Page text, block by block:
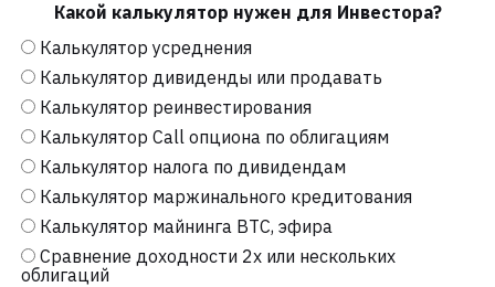
Какой калькулятор нужен для Инвестора?
Калькулятор усреднения
Калькулятор дивиденды или продавать
Калькулятор реинвестирования
Калькулятор Call опциона по облигациям
Калькулятор налога по дивидендам
Калькулятор маржинального кредитования
Калькулятор майнинга BTC, эфира
Сравнение доходности 2х или нескольких
облигаций